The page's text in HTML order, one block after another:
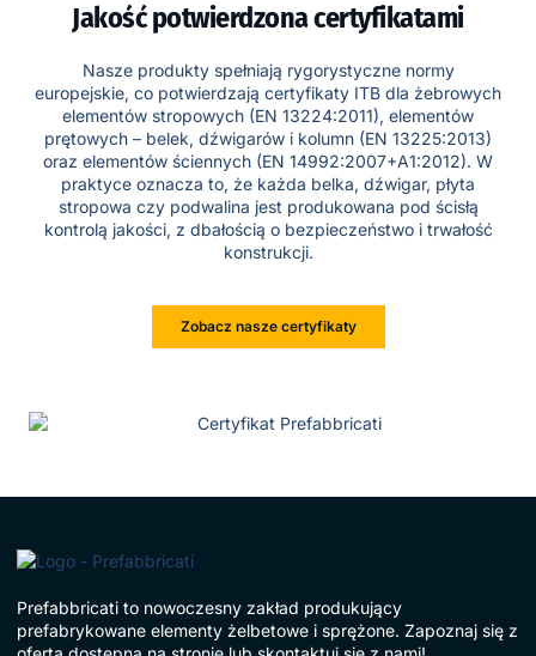
Jakość potwierdzona certyfikatami
Nasze produkty spełniają rygorystyczne normy
europejskie, co potwierdzają certyfikaty ITB dla żebrowych
elementów stropowych (EN 13224:2011), elementów
prętowych – belek, dźwigarów i kolumn (EN 13225:2013)
oraz elementów ściennych (EN 14992:2007+A1:2012). W
praktyce oznacza to, że każda belka, dźwigar, płyta
stropowa czy podwalina jest produkowana pod ścisłą
kontrolą jakości, z dbałością o bezpieczeństwo i trwałość
konstrukcji.
Zobacz nasze certyfikaty
Prefabbricati to nowoczesny zakład produkujący
prefabrykowane elementy żelbetowe i sprężone. Zapoznaj się z